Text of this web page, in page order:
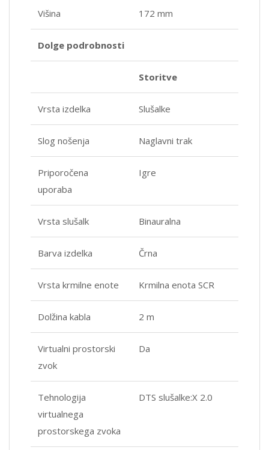
Višina 172 mm
Dolge podrobnosti
Storitve
Vrsta izdelka Slušalke
Slog nošenja Naglavni trak
Priporočena
uporaba
Igre
Vrsta slušalk Binauralna
Barva izdelka Črna
Vrsta krmilne enote Krmilna enota SCR
Dolžina kabla 2 m
Virtualni prostorski
zvok
Da
Tehnologija
virtualnega
prostorskega zvoka
DTS slušalke:X 2.0